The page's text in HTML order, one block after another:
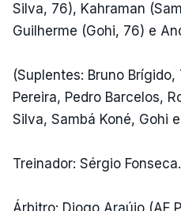
Silva, 76), Kahraman
Guilherme (Gohi, 76) e
(Suplentes: Bruno
Pereira, Pedro Barcelos,
Silva, Sambá Koné, Gohi
Treinador: Sérgio Fonseca.
Árbitro: Diogo Araújo (AF